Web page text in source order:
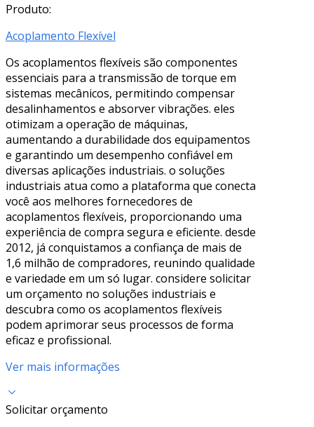
Produto:
Acoplamento Flexível
Os acoplamentos flexíveis são componentes
essenciais para a transmissão de torque em
sistemas mecânicos, permitindo compensar
desalinhamentos e absorver vibrações. eles
otimizam a operação de máquinas,
aumentando a durabilidade dos equipamentos
e garantindo um desempenho confiável em
diversas aplicações industriais. o soluções
industriais atua como a plataforma que conecta
você aos melhores fornecedores de
acoplamentos flexíveis, proporcionando uma
experiência de compra segura e eficiente. desde
2012, já conquistamos a confiança de mais de
1,6 milhão de compradores, reunindo qualidade
e variedade em um só lugar. considere solicitar
um orçamento no soluções industriais e
descubra como os acoplamentos flexíveis
podem aprimorar seus processos de forma
eficaz e profissional.
Ver mais informações
Solicitar orçamento